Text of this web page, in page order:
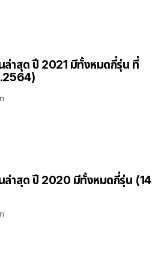
าสุด ปี 2021 มีทั้งหมดกี่รุ่น ที่
าสุด ปี 2020 มีทั้งหมดกี่รุ่น (14